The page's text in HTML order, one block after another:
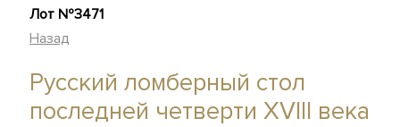
Лот №3471
Назад
Русский ломберный стол
последней четверти XVIII века